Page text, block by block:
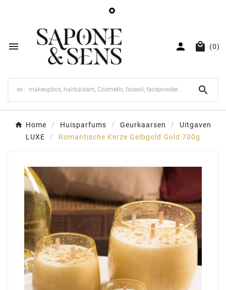

   (0)

Home Huisparfums Geurkaarsen
Uitgaven
LUXE
Romantische Kerze Gelbgold Gold 700g